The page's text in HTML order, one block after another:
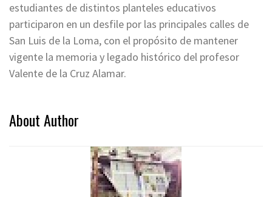
estudiantes de distintos planteles educativos
participaron en un desfile por las principales calles de
San Luis de la Loma, con el propósito de mantener
vigente la memoria y legado histórico del profesor
Valente de la Cruz Alamar.
About Author